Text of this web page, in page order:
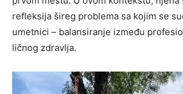
refleksija šireg problema sa kojim se
umetnici – balansiranje između
ličnog zdravlja.